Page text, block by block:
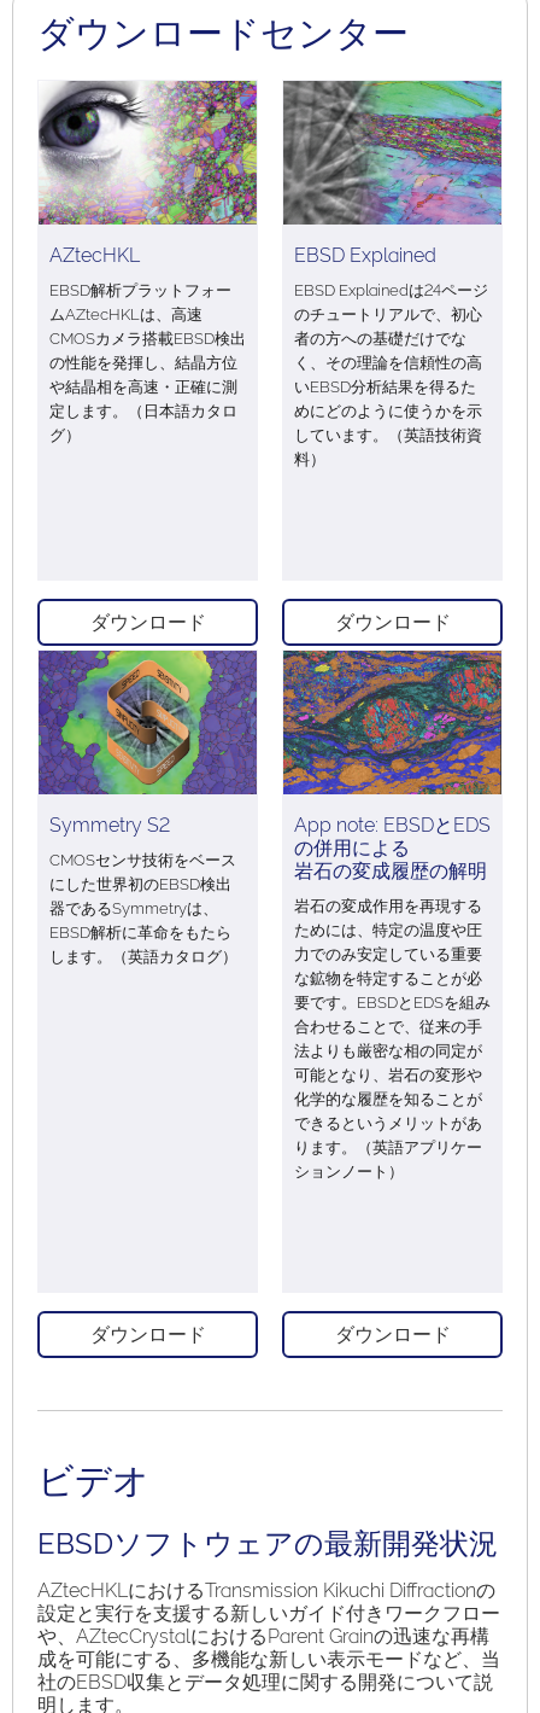
ダウンロードセンター
AZtecHKL
EBSD解析プラットフォー
ムAZtecHKLは、高速
CMOSカメラ搭載EBSD検出
の性能を発揮し、結晶方位
や結晶相を高速・正確に測
定します。（日本語カタロ
グ）
ダウンロード
EBSD Explained
EBSD Explainedは24ページ
のチュートリアルで、初心
者の方への基礎だけでな
く、その理論を信頼性の高
いEBSD分析結果を得るた
めにどのように使うかを示
しています。（英語技術資
料）
ダウンロード
Symmetry S2
CMOSセンサ技術をベース
にした世界初のEBSD検出
器であるSymmetryは、
EBSD解析に革命をもたら
します。（英語カタログ）
ダウンロード
App note: EBSDとEDS
の併用による
岩石の変成履歴の解明
岩石の変成作用を再現する
ためには、特定の温度や圧
力でのみ安定している重要
な鉱物を特定することが必
要です。EBSDとEDSを組み
合わせることで、従来の手
法よりも厳密な相の同定が
可能となり、岩石の変形や
化学的な履歴を知ることが
できるというメリットがあ
ります。（英語アプリケー
ションノート）
ダウンロード
ビデオ
EBSDソフトウェアの最新開発状況
AZtecHKLにおけるTransmission Kikuchi Diffractionの
設定と実行を支援する新しいガイド付きワークフロー
や、AZtecCrystalにおけるParent Grainの迅速な再構
成を可能にする、多機能な新しい表示モードなど、当
社のEBSD収集とデータ処理に関する開発について説
明します。